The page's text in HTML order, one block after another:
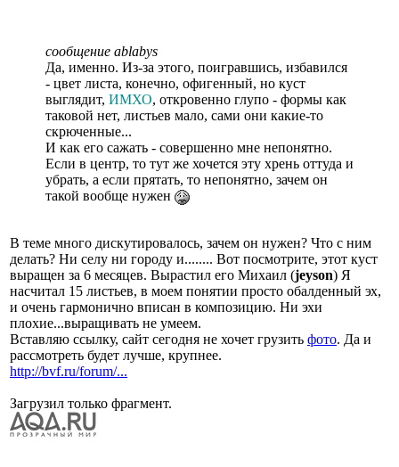
сообщение ablabys
Да, именно. Из-за этого, поигравшись, избавился
- цвет листа, конечно, офигенный, но куст
выглядит, ИМХО, откровенно глупо - формы как
таковой нет, листьев мало, сами они какие-то
скрюченные...
И как его сажать - совершенно мне непонятно.
Если в центр, то тут же хочется эту хрень оттуда и
убрать, а если прятать, то непонятно, зачем он
такой вообще нужен
В теме много дискутировалось, зачем он нужен? Что с ним
делать? Ни селу ни городу и........ Вот посмотрите, этот куст
выращен за 6 месяцев. Вырастил его Михаил (jeyson) Я
насчитал 15 листьев, в моем понятии просто обалденный эх,
и очень гармонично вписан в композицию. Ни эхи
плохие...выращивать не умеем.
Вставляю ссылку, сайт сегодня не хочет грузить фото. Да и
рассмотреть будет лучше, крупнее.
http://bvf.ru/forum/...
Загрузил только фрагмент.